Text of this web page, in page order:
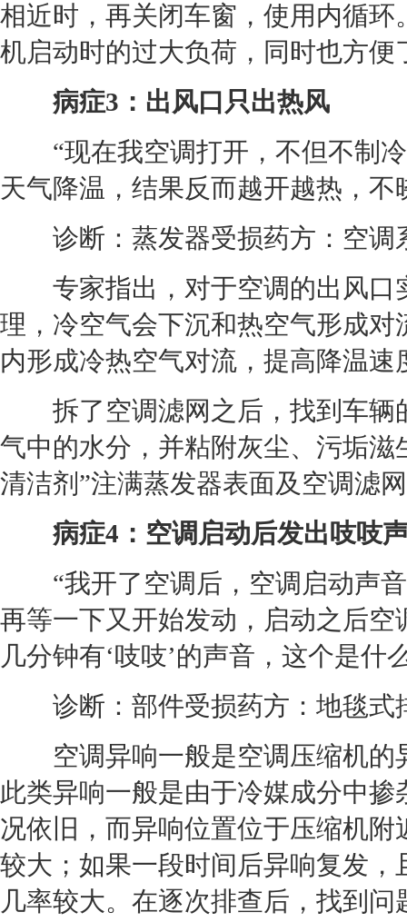
相近时，再关闭车窗，使用内循
机启动时的过大负荷，同时也方便
病症3：出风口只出热风
“现在我空调打开，不但不制
天气降温，结果反而越开越热，不
诊断：蒸发器受损药方： 空调
专家指出，对于空调的出风口
理，冷空气会下沉和热空气形成对
内形成冷热空气对流，提高降温速
拆了空调滤网之后，找到车辆
气中的水分，并粘附灰尘、污垢
清洁剂”注满蒸发器表面及 空调滤
病症4： 空调 启动后发出吱吱
“我开了空调 后， 空调 启动声
再等一下又开始发动，启动之后空
几分钟有‘吱吱’的声音，这个是什
诊断：部件受损药方：地毯式
空调异响一般是空调压缩机的
此类异响一般是由于冷媒成分中
况依旧，而异响位置位于压缩机
较大；如果一段时间后异响复发
几率较大。在逐次排查后，找到